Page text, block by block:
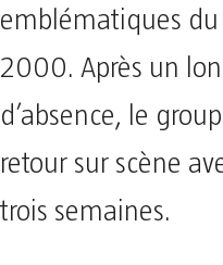
emblématiques du
2000. Après un
d’absence, le
retour sur scène
trois semaines.